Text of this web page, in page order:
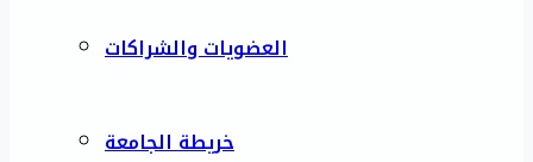
العضويات والشراكات
خريطة الجامعة